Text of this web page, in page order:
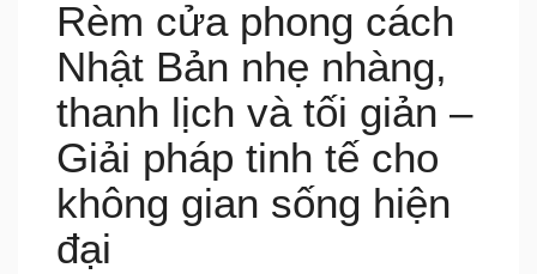
Rèm cửa phong cách
Nhật Bản nhẹ nhàng,
thanh lịch và tối giản –
Giải pháp tinh tế cho
không gian sống hiện
đại